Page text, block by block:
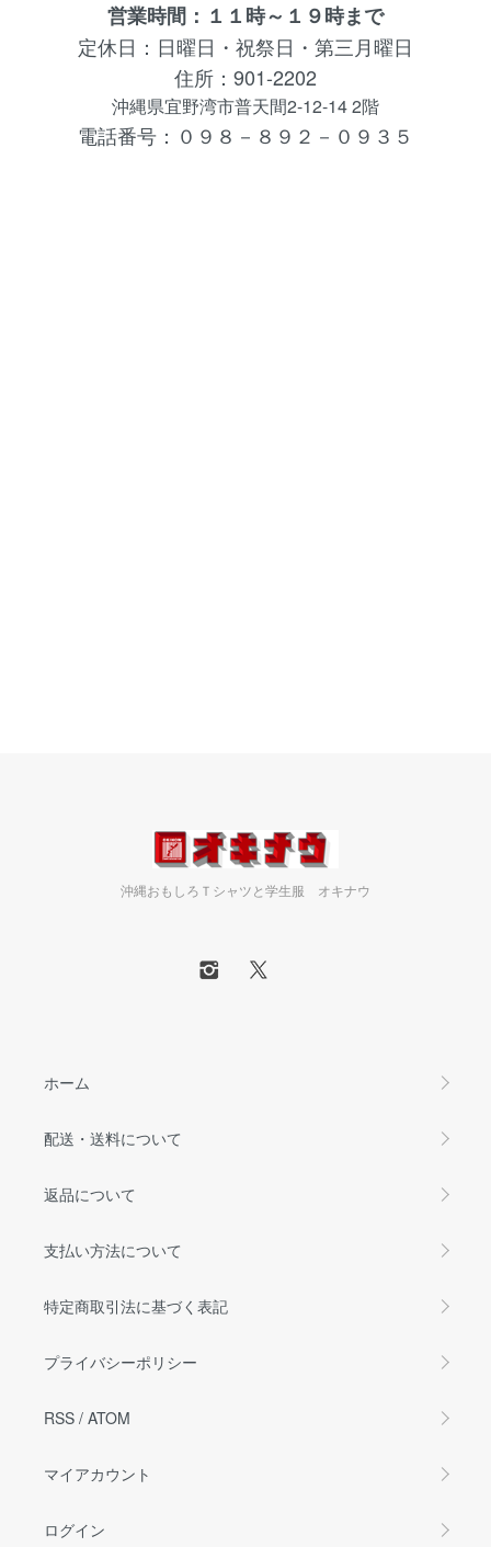
営業時間：１１時～１９時まで
定休日：日曜日・祝祭日・第三月曜日
住所：901-2202
沖縄県宜野湾市普天間2-12-14 2階
電話番号：０９８－８９２－０９３５
沖縄おもしろＴシャツと学生服 オキナウ
ホーム
配送・送料について
返品について
支払い方法について
特定商取引法に基づく表記
プライバシーポリシー
RSS / ATOM
マイアカウント
ログイン